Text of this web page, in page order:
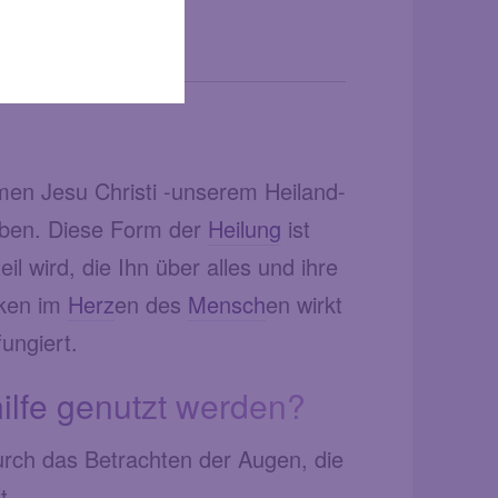
Jesu Christi -unserem Heiland-
Diese Form der Heilung ist
wird, die Ihn über alles und ihre
im Herzen des Menschen wirkt
genutzt werden?
das Betrachten der Augen, die